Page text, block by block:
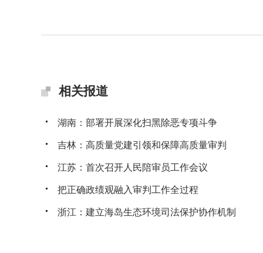
相关报道
湖南：部署开展深化扫黑除恶专项斗争
吉林：高质量党建引领和保障高质量审判
江苏：首次召开人民陪审员工作会议
把正确政绩观融入审判工作全过程
浙江：建立海岛生态环境司法保护协作机制